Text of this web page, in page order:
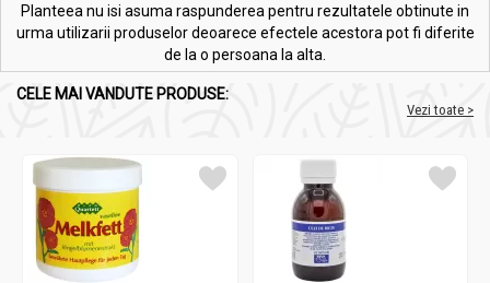
Planteea nu isi asuma raspunderea pentru rezultatele obtinute in
urma utilizarii produselor deoarece efectele acestora pot fi diferite
de la o persoana la alta.
CELE MAI VANDUTE PRODUSE:
Vezi toate >